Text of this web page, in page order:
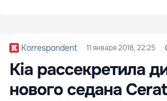
Korrespondent 11 января 2018, 22:25
Kia рассекретила
нового седана